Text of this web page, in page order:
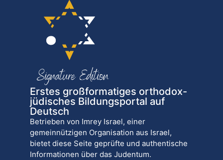
Erstes großformatiges orthodox-
jüdisches Bildungsportal auf
Deutsch
Betrieben von Imrey Israel, einer
gemeinnützigen Organisation aus Israel,
bietet diese Seite geprüfte und authentische
Informationen über das Judentum.